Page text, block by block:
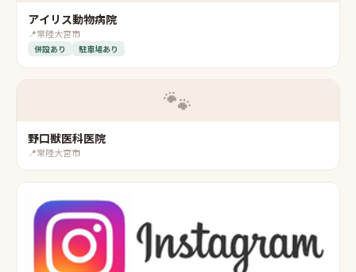
アイリス動物病院
📍常陸大宮市
併設あり 駐車場あり
🐾
野口獣医科医院
📍常陸大宮市